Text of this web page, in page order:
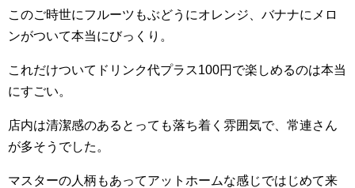
このご時世にフルーツもぶどうにオレンジ、バナナにメロ
ンがついて本当にびっくり。
これだけついてドリンク代プラス100円で楽しめるのは本当
にすごい。
店内は清潔感のあるとっても落ち着く雰囲気で、常連さん
が多そうでした。
マスターの人柄もあってアットホームな感じではじめて来